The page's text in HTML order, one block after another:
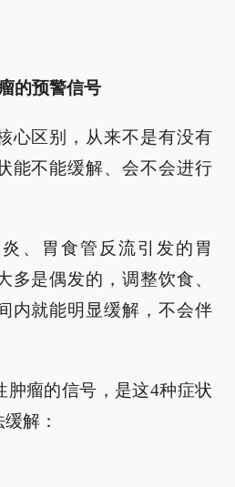
的预警信号
心区别，从来不是有没有
能不能缓解、会不会进行
、胃食管反流引发的胃
多是偶发的，调整饮食、
内就能明显缓解，不会伴
肿瘤的信号，是这4种症状
解：